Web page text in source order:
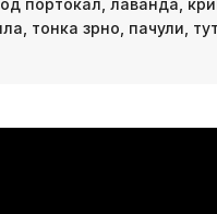
тонка зрно, пачули,